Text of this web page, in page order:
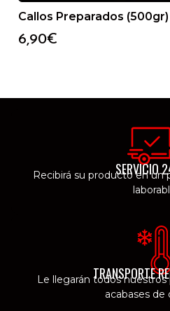
Callos Preparados (500gr)
6,90€
SERVICIO
Recibirá su producto en un
TRANSPORTE
Le llegarán todos
acabases de